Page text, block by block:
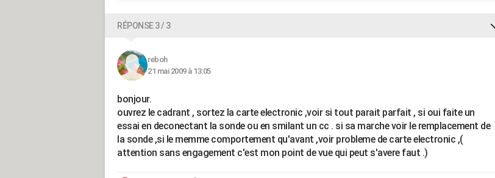
RÉPONSE 3 / 3
reboh
21 mai 2009 à 13:05
bonjour.
ouvrez le cadrant , sortez la carte electronic ,voir si tout parait parfait , si oui faite un
essai en deconectant la sonde ou en smilant un cc . si sa marche voir le remplacement de
la sonde ,si le memme comportement qu'avant ,voir probleme de carte electronic ,(
attention sans engagement c'est mon point de vue qui peut s'avere faut .)